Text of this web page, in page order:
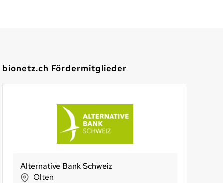
CoOpera Sammelstiftung PUK
Bern
LUNA Die Luzerner Naturdrogerie
bionetz.ch Fördermitglieder
BIO SUISSE